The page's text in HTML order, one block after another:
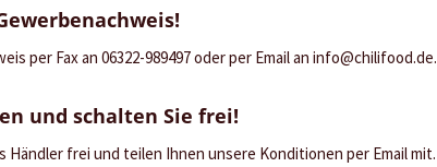
per Fax an 06322-989497 oder per Email an info@chilifood.de.
und schalten Sie frei!
Händler frei und teilen Ihnen unsere Konditionen per Email mit.